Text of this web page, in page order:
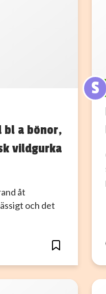
bl a bönor,
vildgurka
åt
och det
S